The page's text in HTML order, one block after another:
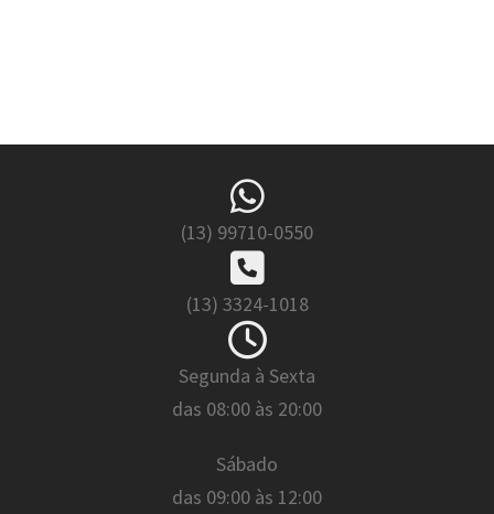
(13) 99710-0550
(13) 3324-1018
Segunda à Sexta
das 08:00 às 20:00
Sábado
das 09:00 às 12:00